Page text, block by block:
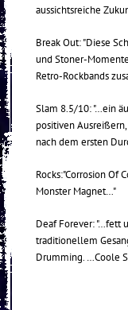
aussichtsreiche
Break Out: "Diese
und Stoner-
Retro-Rockbands
Slam 8.5/10: "…ein
positiven
nach dem ersten
Rocks:"Corrosion Of
Monster Magnet…"
Deaf Forever: "…fett
traditionellem
Drumming. …Coole